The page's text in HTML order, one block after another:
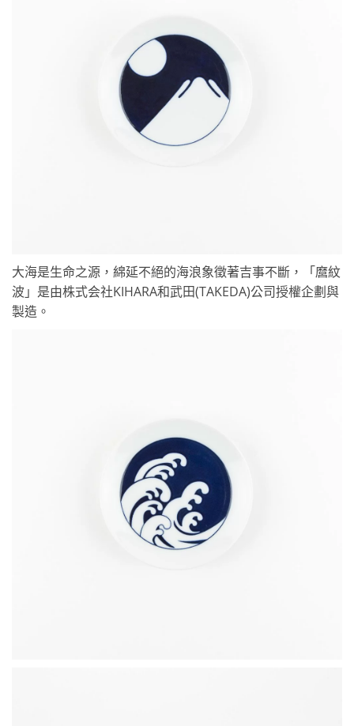
大海是生命之源，綿延不絕的海浪象徵著吉事不斷，「麿紋
波」是由株式会社KIHARA和武田(TAKEDA)公司授權企劃與
製造。